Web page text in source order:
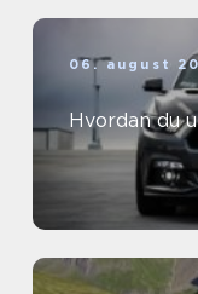
06. august
Hvordan du